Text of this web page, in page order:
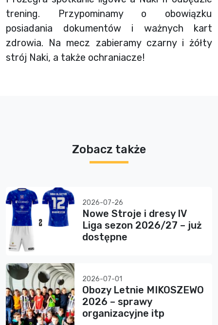
trening. Przypominamy o obowiązku
posiadania dokumentów i ważnych kart
zdrowia. Na mecz zabieramy czarny i żółty
strój Naki, a także ochraniacze!
Zobacz także
2026-07-26
Nowe Stroje i dresy IV
Liga sezon 2026/27 – już
dostępne
2026-07-01
Obozy Letnie MIKOSZEWO
2026 – sprawy
organizacyjne itp